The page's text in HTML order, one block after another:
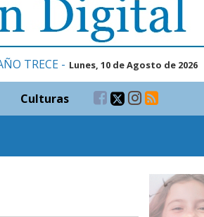
TRECE - Lunes, 10 de Agosto de 2026
Culturas